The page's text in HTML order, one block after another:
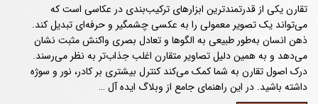
تقارن یکی از قدرتمندترین ابزارهای ترکیب‌بندی در عکاسی است که
می‌تواند یک تصویر معمولی را به عکسی چشمگیر و حرفه‌ای تبدیل کند.
ذهن انسان به‌طور طبیعی به الگوها و تعادل بصری واکنش مثبت نشان
می‌دهد و به همین دلیل تصاویر متقارن اغلب جذاب‌تر به نظر می‌رسند.
درک اصول تقارن به شما کمک می‌کند کنترل بیشتری بر کادر، نور و سوژه
داشته باشید. در این راهنمای جامع از وبلاگ ایده آل …